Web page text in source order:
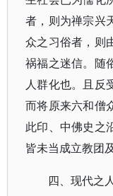
者，则为禅宗兴
众之习俗者，则
祸福之迷信。随
人群化也。且反
而将原来六和僧
此印、中佛史之
皆未当成立教团
四、现代之